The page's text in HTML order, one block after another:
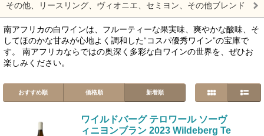
その他、リースリング、ヴィオニエ、セミヨン、その他ブレンド
南アフリカの白ワインは、フルーティーな果実味、爽やかな酸味、そ
してほのかな甘みが心地よく調和した“コスパ優秀ワイン”の宝庫で
す。 南アフリカならではの奥深く多彩な白ワインの世界を、ぜひお
楽しみください。
おすすめ順 価格順 新着順
ワイルドバーグ テロワール ソーヴ
ィニヨンブラン 2023 Wildeberg Te